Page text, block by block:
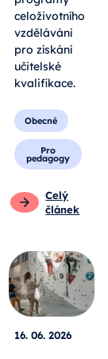
celoživotního
vzdělávání
pro získání
učitelské
kvalifikace.
Obecné
Pro
pedagogy
Celý
článek
16. 06. 2026